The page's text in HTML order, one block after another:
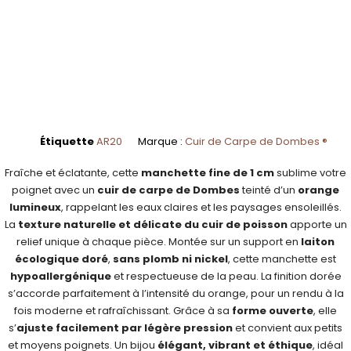
ÉtiquetteAR20 Marque : Cuir de Carpe de Dombes ®
Fraîche et éclatante, cette manchette fine de 1 cmsublime votre
poignet avec un cuir de carpe de Dombesteinté d’un orange
lumineux, rappelant les eaux claires et les paysages ensoleillés.
La texture naturelle et délicate du cuir de poissonapporte un
relief unique à chaque pièce. Montée sur un support en laiton
écologique doré, sans plomb ni nickel, cette manchette est
hypoallergéniqueet respectueuse de la peau. La finition dorée
s’accorde parfaitement à l’intensité du orange, pour un rendu à la
fois moderne et rafraîchissant. Grâce à sa forme ouverte, elle
s’ajuste facilement par légère pressionet convient aux petits
et moyens poignets. Un bijou élégant, vibrant et éthique, idéal